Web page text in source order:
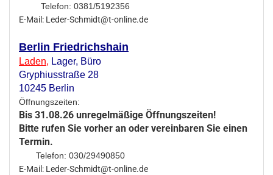
Telefon: 0381/5192356
E-Mail: Leder-Schmidt@t-online.de
Berlin Friedrichshain
Laden, Lager, Büro
Gryphiusstraße 28
10245 Berlin
Öffnungszeiten:
Bis 31.08.26 unregelmäßige Öffnungszeiten!
Bitte rufen Sie vorher an oder vereinbaren Sie einen
Termin.
Telefon: 030/29490850
E-Mail: Leder-Schmidt@t-online.de